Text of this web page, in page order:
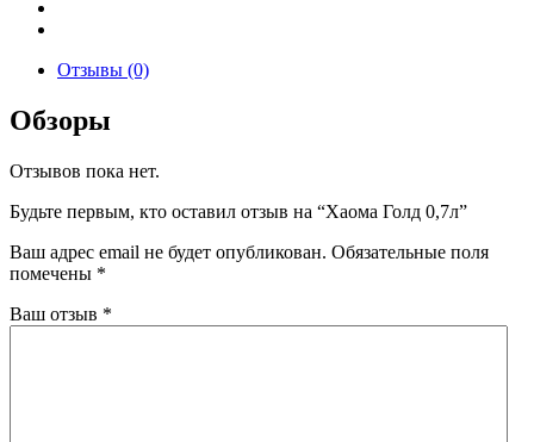
Отзывы (0)
Обзоры
Отзывов пока нет.
Будьте первым, кто оставил отзыв на “Хаома Голд 0,7л”
Ваш адрес email не будет опубликован. Обязательные поля
помечены *
Ваш отзыв *